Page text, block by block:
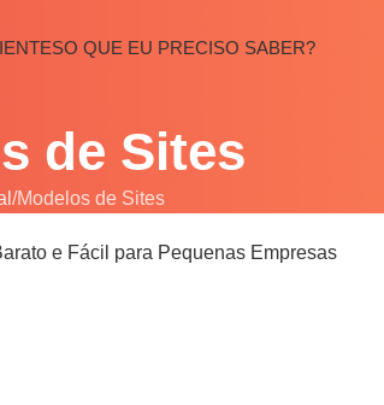
O QUE EU PRECISO SABER?
de Sites
Modelos de Sites
e Fácil para Pequenas Empresas